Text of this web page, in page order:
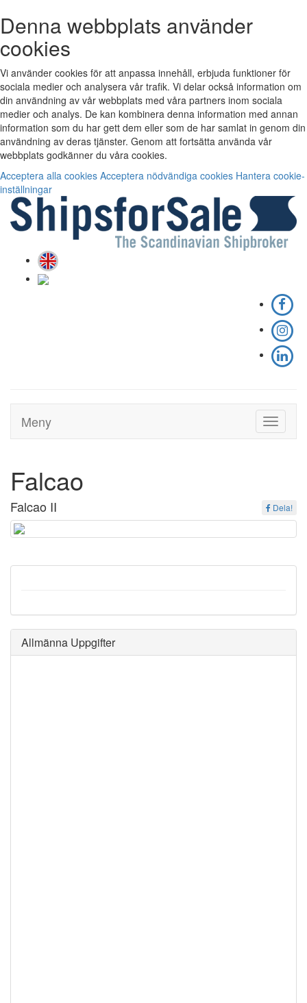
Denna webbplats använder
cookies
Vi använder cookies för att anpassa innehåll, erbjuda funktioner för
sociala medier och analysera vår trafik. Vi delar också information om
din användning av vår webbplats med våra partners inom sociala
medier och analys. De kan kombinera denna information med annan
information som du har gett dem eller som de har samlat in genom din
användning av deras tjänster. Genom att fortsätta använda vår
webbplats godkänner du våra cookies.
Acceptera alla cookies Acceptera nödvändiga cookies Hantera cookie-
inställningar
Toggle
Meny
Falcao
Falcao II Dela!
Allmänna Uppgifter